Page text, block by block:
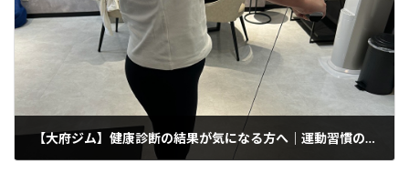
【大府ジム】健康診断の結果が気になる方へ｜運動習慣の大切さ